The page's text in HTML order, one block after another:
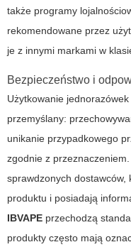
także programy
rekomendowane przez
je z innymi markami w
Bezpieczeństwo i
Użytkowanie
przemyślany:
unikanie przypadkowego
zgodnie z
sprawdzonych
produktu i posiadają
IBVAPE przechodzą
produkty często mają